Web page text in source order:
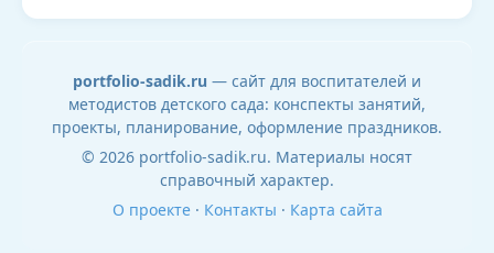
portfolio-sadik.ru — сайт для воспитателей и
методистов детского сада: конспекты занятий,
проекты, планирование, оформление праздников.
© 2026 portfolio-sadik.ru. Материалы носят
справочный характер.
О проекте· Контакты · Карта сайта